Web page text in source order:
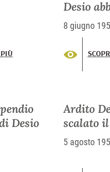
Desio
dai
indigeni?
8 giugno
Desio
Ardito
scalato
5 agosto